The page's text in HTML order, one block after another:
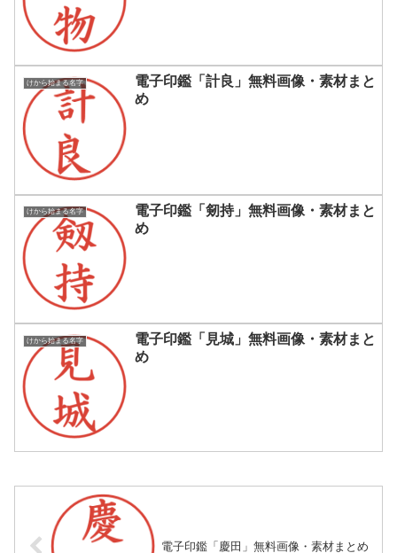
けから始まる名字
電子印鑑「計良」無料画像・素材まと
め
けから始まる名字
電子印鑑「剱持」無料画像・素材まと
め
けから始まる名字
電子印鑑「見城」無料画像・素材まと
め
電子印鑑「慶田」無料画像・素材まとめ